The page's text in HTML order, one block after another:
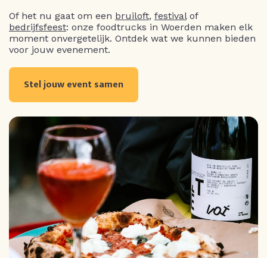
Of het nu gaat om een bruiloft, festivalof
bedrijfsfeest: onze foodtrucks in Woerden maken elk
moment onvergetelijk. Ontdek wat we kunnen bieden
voor jouw evenement.
Stel jouw event samen